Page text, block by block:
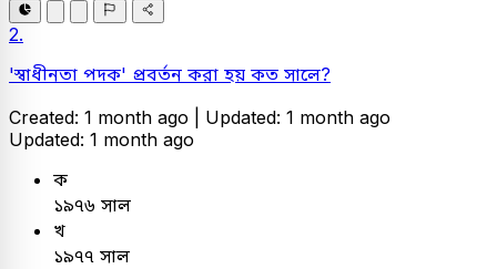
2.
'স্বাধীনতা পদক' প্রবর্তন করা হয় কত সালে?
Created: 1 month ago | Updated: 1 month ago
Updated: 1 month ago
ক
১৯৭৬ সাল
খ
১৯৭৭ সাল